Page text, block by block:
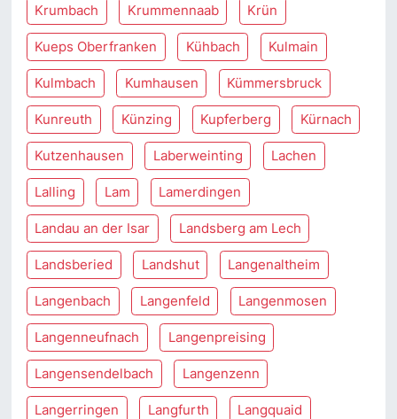
Krumbach Krummennaab Krün
Kueps Oberfranken Kühbach Kulmain
Kulmbach Kumhausen Kümmersbruck
Kunreuth Künzing Kupferberg Kürnach
Kutzenhausen Laberweinting Lachen
Lalling Lam Lamerdingen
Landau an der Isar Landsberg am Lech
Landsberied Landshut Langenaltheim
Langenbach Langenfeld Langenmosen
Langenneufnach Langenpreising
Langensendelbach Langenzenn
Langerringen Langfurth Langquaid